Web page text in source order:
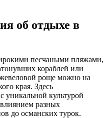
об отдыхе в
песчаными пляжами,
кораблей или
роще можно на
края. Здесь
уникальной культурой
разных
до османских турок.